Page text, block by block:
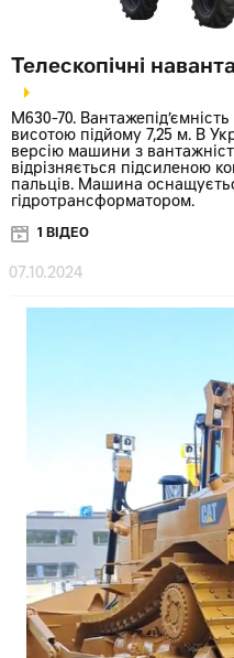
Телескопічні
M630-70.
висотою підйому 7,25 м. В
версію машини з
відрізняється підсиленою
пальців. Машина
гідротрансформатором.
1 ВІДЕО
07.10.2024